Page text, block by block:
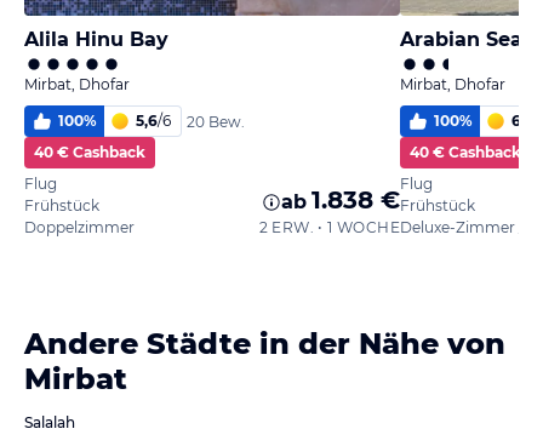
Alila Hinu Bay
Mirbat, Dhofar
100% 5,6/6
20 Bew.
40 € Cashback
Flug
Frühstück
Doppelzimmer
ab 1.838 €
2 ERW. • 1 WOCHE
Arabian Sea
Mirbat, Dhofar
100% 6
40 € Cashback
Flug
Frühstück
Andere Städte in der Nähe von
Mirbat
Salalah